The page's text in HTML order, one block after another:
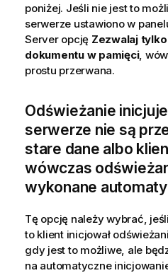
poniżej. Jeśli nie jest to
serwerze ustawiono w
Server opcję Zezwalaj
dokumentu w pamięci,
prostu przerwana.
Odświeżanie
serwerze nie są
stare dane albo
wówczas
wykonane
Tę opcję należy wybrać,
to klient inicjował
gdy jest to możliwe, ale
na automatyczne